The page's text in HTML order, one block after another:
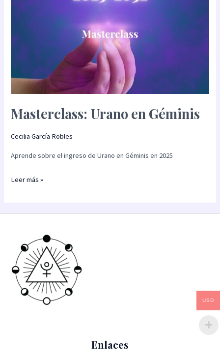
Masterclass: Urano en Géminis
Cecilia García Robles
Aprende sobre el ingreso de Urano en Géminis en 2025
Leer más »
Enlaces
USD